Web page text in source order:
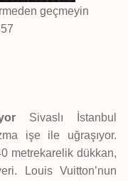
geçmeyin
Sivaslı İstanbul
işe ile uğraşıyor.
metrekarelik dükkan,
Louis Vuitton’nun